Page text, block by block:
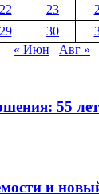
22 23
29 30
« Июн
Авг »
55
и